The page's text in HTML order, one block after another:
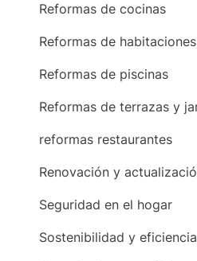
Reformas de cocinas
Reformas de habitaciones
Reformas de piscinas
Reformas de terrazas y
reformas restaurantes
Renovación y
Seguridad en el hogar
Sostenibilidad y